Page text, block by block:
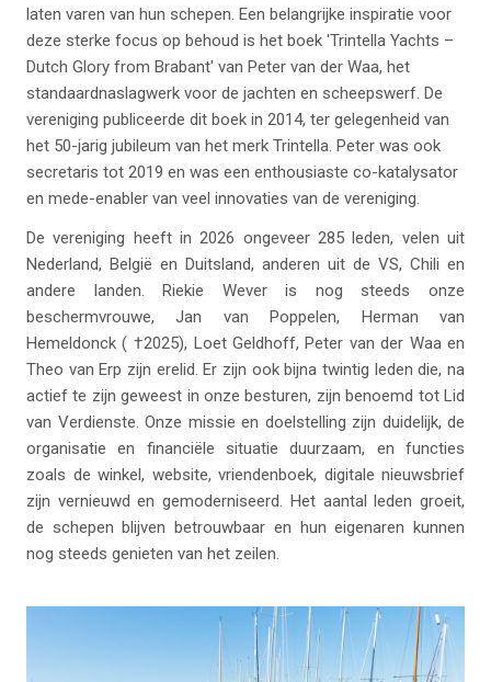
laten varen van hun schepen. Een belangrijke inspiratie voor
deze sterke focus op behoud is het boek 'Trintella Yachts –
Dutch Glory from Brabant' van Peter van der Waa, het
standaardnaslagwerk voor de jachten en scheepswerf. De
vereniging publiceerde dit boek in 2014, ter gelegenheid van
het 50-jarig jubileum van het merk Trintella. Peter was ook
secretaris tot 2019 en was een enthousiaste co-katalysator
en mede-enabler van veel innovaties van de vereniging.
De vereniging heeft in 2026 ongeveer 285 leden, velen uit
Nederland, België en Duitsland, anderen uit de VS, Chili en
andere landen. Riekie Wever is nog steeds onze
beschermvrouwe, Jan van Poppelen, Herman van
Hemeldonck ( †2025), Loet Geldhoff, Peter van der Waa en
Theo van Erp zijn erelid. Er zijn ook bijna twintig leden die, na
actief te zijn geweest in onze besturen, zijn benoemd tot Lid
van Verdienste. Onze missie en doelstelling zijn duidelijk, de
organisatie en financiële situatie duurzaam, en functies
zoals de winkel, website, vriendenboek, digitale nieuwsbrief
zijn vernieuwd en gemoderniseerd. Het aantal leden groeit,
de schepen blijven betrouwbaar en hun eigenaren kunnen
nog steeds genieten van het zeilen.